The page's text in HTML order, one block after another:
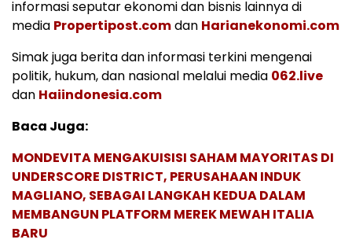
informasi seputar ekonomi dan bisnis lainnya di
media Propertipost.comdan Harianekonomi.com
Simak juga berita dan informasi terkini mengenai
politik, hukum, dan nasional melalui media 062.live
dan Haiindonesia.com
Baca Juga:
MONDEVITA MENGAKUISISI SAHAM MAYORITAS DI
UNDERSCORE DISTRICT, PERUSAHAAN INDUK
MAGLIANO, SEBAGAI LANGKAH KEDUA DALAM
MEMBANGUN PLATFORM MEREK MEWAH ITALIA
BARU